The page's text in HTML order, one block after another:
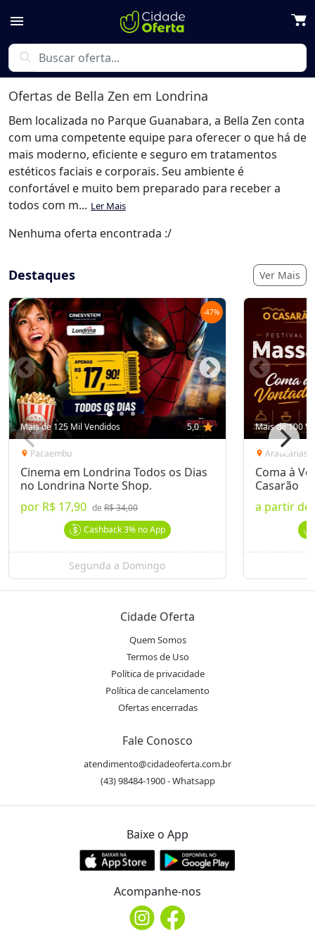
menu
search
Ofertas de Bella Zen em Londrina
Bem localizada no Parque Guanabara, a Bella Zen conta
com uma competente equipe para oferecer o que há de
mais moderno, eficiente e seguro em tratamentos
estéticos faciais e corporais. Seu ambiente é
confortável e muito bem preparado para receber a
todos com m... Ler Mais
Nenhuma oferta encontrada :/
Destaques Ver Mais
-47%
Mais de 125 Mil Vendidos 5,0 star
location_on Pacaembu
Cinema em Londrina Todos os Dias
no Londrina Norte Shop.
por R$ 17,90 deR$ 34,00
Cashback3%no App
Segunda a Domingo
Mais de 100
location_on Araucárias
Coma à
Casarão
a partir de
Cidade Oferta
Quem Somos
Termos de Uso
Política de privacidade
Política de cancelamento
Ofertas encerradas
Fale Conosco
atendimento@cidadeoferta.com.br
(43) 98484-1900 - Whatsapp
Baixe o App
Acompanhe-nos